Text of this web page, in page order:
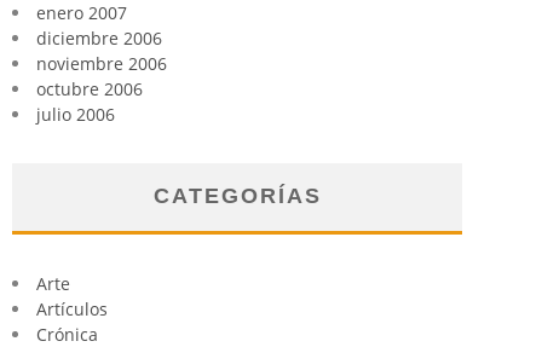
enero 2007
diciembre 2006
noviembre 2006
octubre 2006
julio 2006
CATEGORÍAS
Arte
Artículos
Crónica